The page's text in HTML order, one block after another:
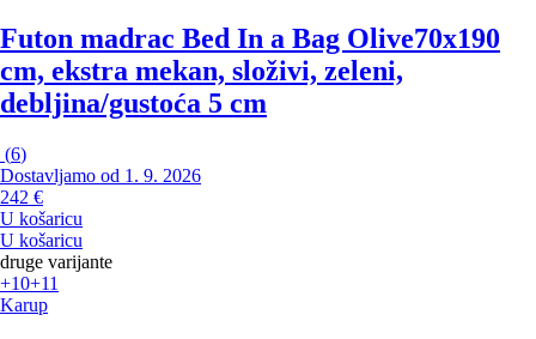
Futon madrac Bed In a Bag Olive70x190
cm, ekstra mekan, složivi, zeleni,
debljina/gustoća 5 cm
(6)
Dostavljamo od 1. 9. 2026
242 €
U košaricu
U košaricu
druge varijante
+10+11
Karup